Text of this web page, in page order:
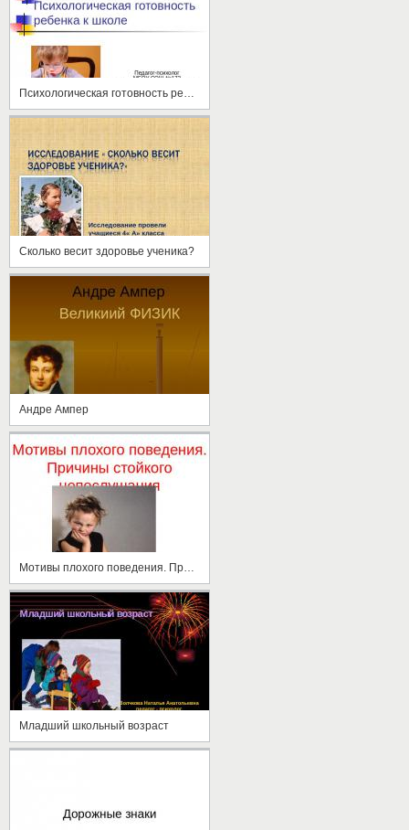
Сколько весит здоровье ученика?
Андре Ампер
Младший школьный возраст